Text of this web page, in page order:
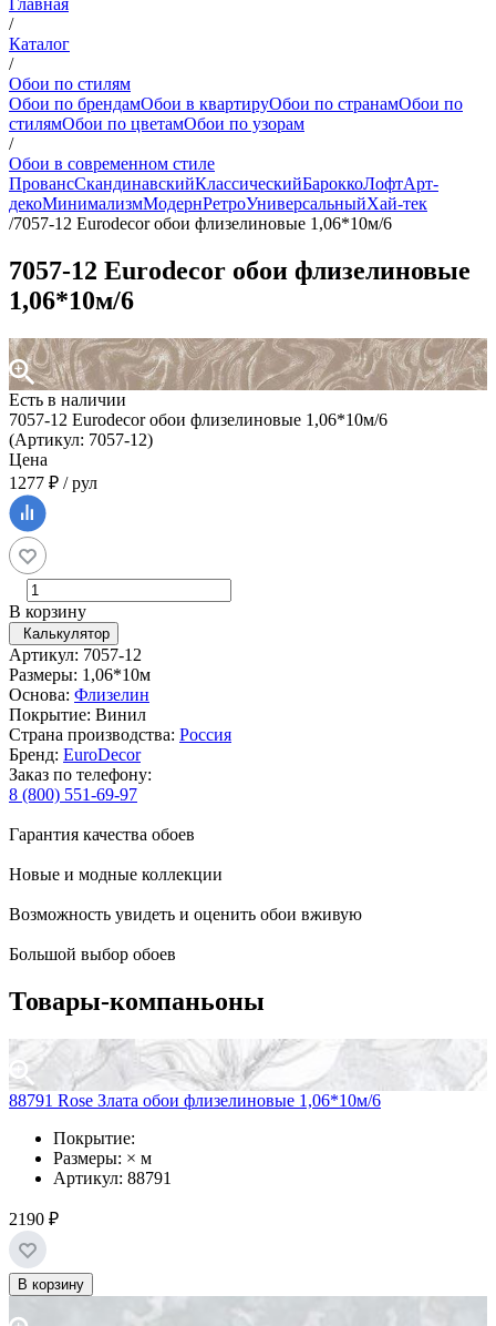
Главная
/
Каталог
/
Обои по стилям
Обои по брендамОбои в квартируОбои по странамОбои по
стилямОбои по цветамОбои по узорам
/
Обои в современном стиле
ПровансСкандинавскийКлассическийБароккоЛофтАрт-
декоМинимализмМодернРетроУниверсальныйХай-тек
/7057-12 Eurodecor обои флизелиновые 1,06*10м/6
7057-12 Eurodecor обои флизелиновые
1,06*10м/6
Есть в наличии
7057-12 Eurodecor обои флизелиновые 1,06*10м/6
(Артикул: 7057-12)
Цена
1277 ₽ / рул
В корзину
Калькулятор
Артикул: 7057-12
Размеры: 1,06*10м
Основа: Флизелин
Покрытие: Винил
Страна производства: Россия
Бренд: EuroDecor
Заказ по телефону:
8 (800) 551-69-97
Гарантия качества обоев
Новые и модные коллекции
Возможность увидеть и оценить обои вживую
Большой выбор обоев
Товары-компаньоны
88791 Rose Злата обои флизелиновые 1,06*10м/6
Покрытие:
Размеры: × м
Артикул: 88791
2190 ₽
В корзину